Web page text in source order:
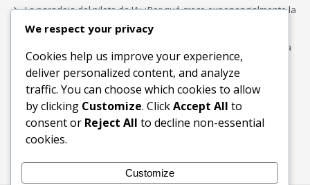
La paradoja del piloto de IA: ¿Por qué crece exponencialmente la
complejidad de la IA empresarial?
Los organigramas de marketing se crearon para los canales. La
IA acaba de dejarlos obsoletos.
Buscar
Buscar
We respect your privacy
Cookies help us improve your experience,
deliver personalized content, and analyze
traffic. You can choose which cookies to allow
by clicking Customize. ClickAccept All to
consent or Reject All to decline non-essential
cookies.
Customize